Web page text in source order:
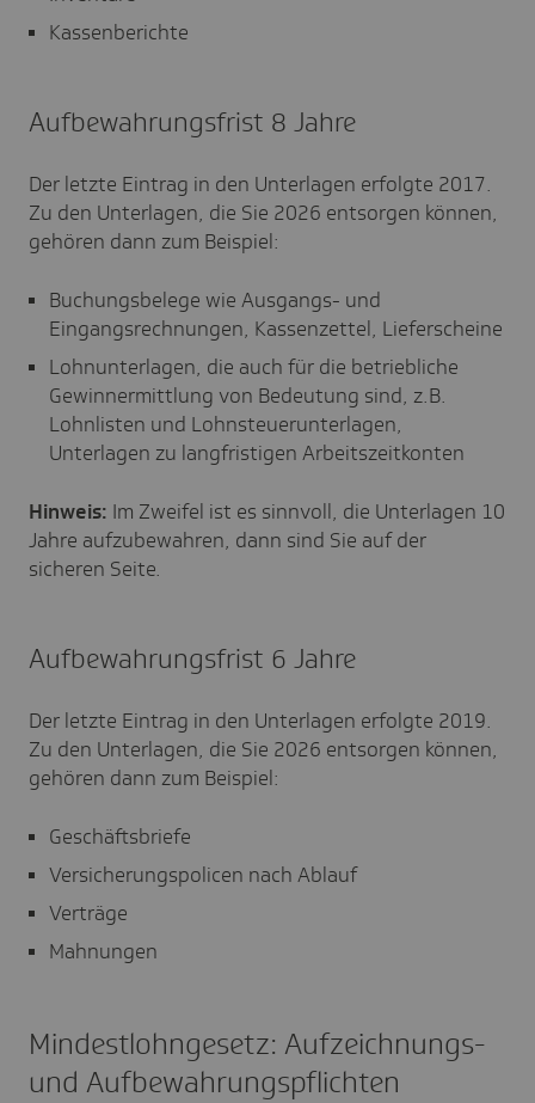
Kassenberichte
Aufbewahrungsfrist 8 Jahre
Der letzte Eintrag in den Unterlagen erfolgte 2017.
Zu den Unterlagen, die Sie 2026 entsorgen können,
gehören dann zum Beispiel:
Buchungsbelege wie Ausgangs- und
Eingangsrechnungen, Kassenzettel, Lieferscheine
Lohnunterlagen, die auch für die betriebliche
Gewinnermittlung von Bedeutung sind, z.B.
Lohnlisten und Lohnsteuerunterlagen,
Unterlagen zu langfristigen Arbeitszeitkonten
Hinweis: Im Zweifel ist es sinnvoll, die Unterlagen 10
Jahre aufzubewahren, dann sind Sie auf der
sicheren Seite.
Aufbewahrungsfrist 6 Jahre
Der letzte Eintrag in den Unterlagen erfolgte 2019.
Zu den Unterlagen, die Sie 2026 entsorgen können,
gehören dann zum Beispiel:
Geschäftsbriefe
Versicherungspolicen nach Ablauf
Verträge
Mahnungen
Mindestlohngesetz: Aufzeichnungs-
und Aufbewahrungspflichten